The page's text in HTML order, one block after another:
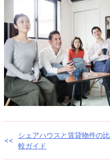
投
稿
シェアハウスと賃貸物件の比
較ガイド